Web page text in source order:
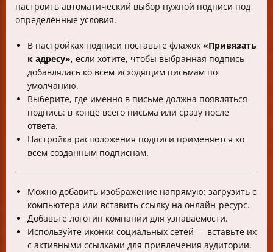
настроить автоматический выбор нужной подписи под
определённые условия.
В настройках подписи поставьте флажок «Привязать
к адресу», если хотите, чтобы выбранная подпись
добавлялась ко всем исходящим письмам по
умолчанию.
Выберите, где именно в письме должна появляться
подпись: в конце всего письма или сразу после
ответа.
Настройка расположения подписи применяется ко
всем созданным подписнам.
Можно добавить изображение напрямую: загрузить с
компьютера или вставить ссылку на онлайн-ресурс.
Добавьте логотип компании для узнаваемости.
Используйте иконки социальных сетей — вставьте их
с активными ссылками для привлечения аудитории.